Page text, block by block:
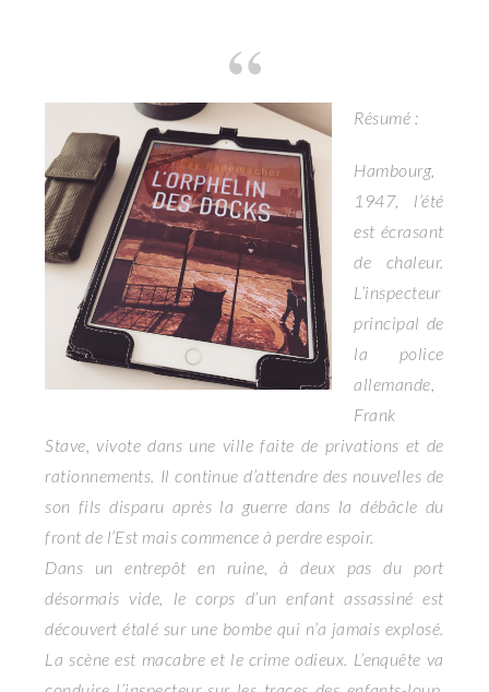
Résumé :
Hambourg,
1947, l’été
est écrasant
de chaleur.
L’inspecteur
principal de
la police
allemande,
Frank
Stave, vivote dans une ville faite de privations et de
rationnements. Il continue d’attendre des nouvelles de
son fils disparu après la guerre dans la débâcle du
front de l’Est mais commence à perdre espoir.
Dans un entrepôt en ruine, à deux pas du port
désormais vide, le corps d’un enfant assassiné est
découvert étalé sur une bombe qui n’a jamais explosé.
La scène est macabre et le crime odieux. L’enquête va